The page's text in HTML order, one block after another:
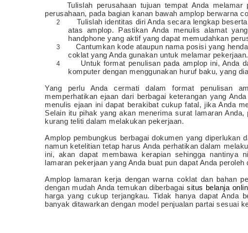
Tulislah perusahaan tujuan tempat Anda
perusahaan, pada bagian kanan bawah amplop berwarna
2
Tulislah identitas diri Anda secara lengkap
atas amplop. Pastikan Anda menulis alamat
handphone yang aktif yang dapat memudahkan
3
Cantumkan kode ataupun nama posisi yang
coklat yang Anda gunakan untuk melamar pekerjaan.
4
Untuk format penulisan pada amplop ini, Anda
komputer dengan menggunakan huruf baku, yang
Yang perlu Anda cermati dalam format penulisan
memperhatikan ejaan dari berbagai keterangan yang
menulis ejaan ini dapat berakibat cukup fatal, jika Anda
Selain itu pihak yang akan menerima surat lamaran
kurang teliti dalam melakukan pekerjaan.
Amplop pembungkus berbagai dokumen yang diperlukan
namun ketelitian tetap harus Anda perhatikan dalam
ini, akan dapat membawa kerapian sehingga nantinya
lamaran pekerjaan yang Anda buat pun dapat Anda peroleh
Amplop lamaran kerja dengan warna coklat dan bahan
dengan mudah Anda temukan diberbagaisitus belanja
harga yang cukup terjangkau. Tidak hanya dapat Anda
banyak ditawarkan dengan model penjualan partai sesuai